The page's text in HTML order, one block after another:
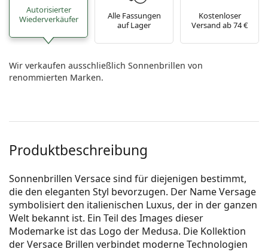
Autorisierter
Wiederverkäufer
Alle Fassungen
auf Lager
Kostenloser
Versand ab 74 €
Wir verkaufen ausschließlich Sonnenbrillen von
renommierten Marken.
Produktbeschreibung
Sonnenbrillen Versace sind für diejenigen bestimmt,
die den eleganten Styl bevorzugen. Der Name Versage
symbolisiert den italienischen Luxus, der in der ganzen
Welt bekannt ist. Ein Teil des Images dieser
Modemarke ist das Logo der Medusa. Die Kollektion
der Versace Brillen verbindet moderne Technologien